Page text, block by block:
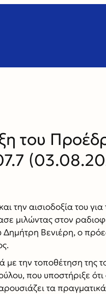
του
την αισιοδοξία του
μιλώντας στον
Δημήτρη Βενιέρη, ο
με την τοποθέτηση της
που υποστήριξε
τα πραγματικά